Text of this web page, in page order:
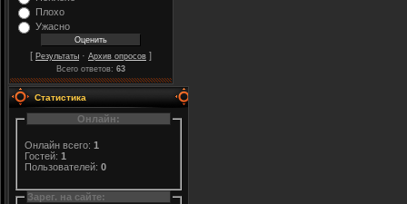
Плохо
Ужасно
[ Результаты · Архив опросов ]
Всего ответов: 63
Статистика
Онлайн:
Онлайн всего: 1
Гостей: 1
Пользователей: 0
Зарег. на сайте: